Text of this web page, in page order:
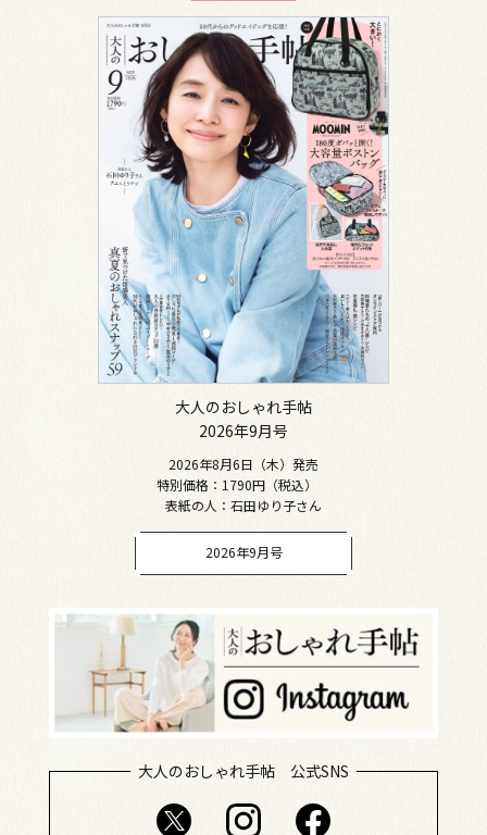
大人のおしゃれ手帖
2026年9月号
2026年8月6日（木）発売
特別価格：1790円（税込）
表紙の人：石田ゆり子さん
2026年9月号
大人のおしゃれ手帖 公式SNS